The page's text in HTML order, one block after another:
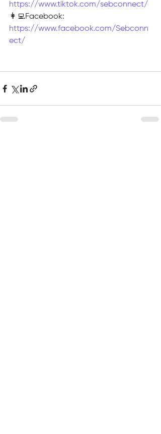
https://www.tiktok.com/sebconnect/
👩‍💻Facebook:
https://www.facebook.com/Sebconn
ect/